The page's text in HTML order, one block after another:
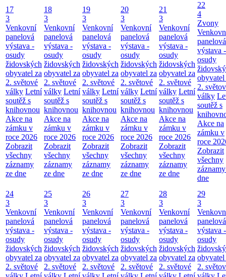
17
3
Venkovní
panelová
výstava -
osudy
židovských
obyvatel za
2. světové
války Letní
soutěž s
knihovnou
Akce na
zámku v
roce 2026
Zobrazit
všechny
záznamy
ze dne
18
3
Venkovní
panelová
výstava -
osudy
židovských
obyvatel za
2. světové
války Letní
soutěž s
knihovnou
Akce na
zámku v
roce 2026
Zobrazit
všechny
záznamy
ze dne
19
3
Venkovní
panelová
výstava -
osudy
židovských
obyvatel za
2. světové
války Letní
soutěž s
knihovnou
Akce na
zámku v
roce 2026
Zobrazit
všechny
záznamy
ze dne
20
3
Venkovní
panelová
výstava -
osudy
židovských
obyvatel za
2. světové
války Letní
soutěž s
knihovnou
Akce na
zámku v
roce 2026
Zobrazit
všechny
záznamy
ze dne
21
3
Venkovní
panelová
výstava -
osudy
židovských
obyvatel za
2. světové
války Letní
soutěž s
knihovnou
Akce na
zámku v
roce 2026
Zobrazit
všechny
záznamy
ze dne
22
4
Zvony
panelová
výstava -
osudy
obyvatel
2.
války
soutěž s
Akce na
zámku v
roce
Zobrazit
všechny
dne
24
3
Venkovní
panelová
výstava -
osudy
židovských
obyvatel za
2. světové
25
3
Venkovní
panelová
výstava -
osudy
židovských
obyvatel za
2. světové
26
3
Venkovní
panelová
výstava -
osudy
židovských
obyvatel za
2. světové
27
3
Venkovní
panelová
výstava -
osudy
židovských
obyvatel za
2. světové
28
3
Venkovní
panelová
výstava -
osudy
židovských
obyvatel za
2. světové
29
3
panelová
výstava -
osudy
obyvatel
2.